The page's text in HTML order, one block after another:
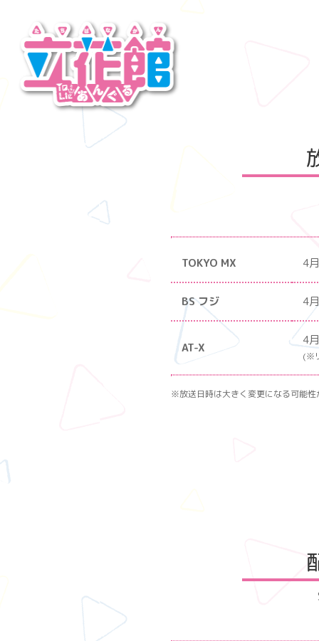
TOKYO MX 4
BS フジ 4
AT-X
4
(※
※放送日時は大きく変更になる可能性